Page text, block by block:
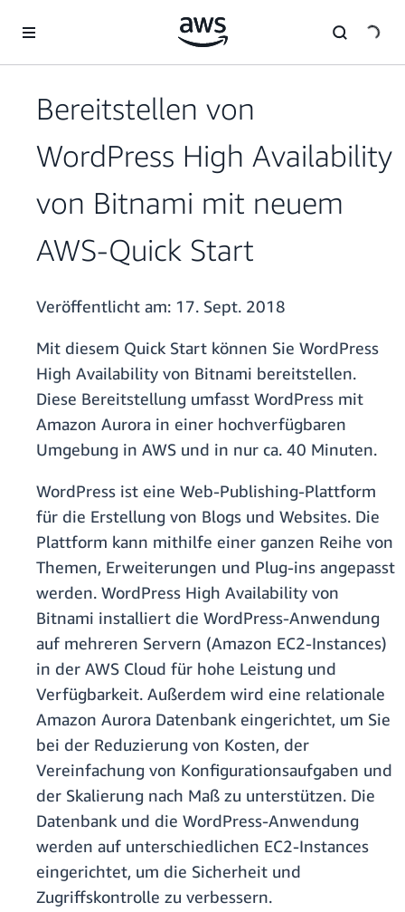
Überspringen zum Hauptinhalt
Bereitstellen von
WordPress High Availability
von Bitnami mit neuem
AWS-Quick Start
Veröffentlicht am: 17. Sept. 2018
Mit diesem Quick Start können Sie WordPress
High Availability von Bitnami bereitstellen.
Diese Bereitstellung umfasst WordPress mit
Amazon Aurora in einer hochverfügbaren
Umgebung in AWS und in nur ca. 40 Minuten.
WordPress ist eine Web-Publishing-Plattform
für die Erstellung von Blogs und Websites. Die
Plattform kann mithilfe einer ganzen Reihe von
Themen, Erweiterungen und Plug-ins angepasst
werden. WordPress High Availability von
Bitnami installiert die WordPress-Anwendung
auf mehreren Servern (Amazon EC2-Instances)
in der AWS Cloud für hohe Leistung und
Verfügbarkeit. Außerdem wird eine relationale
Amazon Aurora Datenbank eingerichtet, um Sie
bei der Reduzierung von Kosten, der
Vereinfachung von Konfigurationsaufgaben und
der Skalierung nach Maß zu unterstützen. Die
Datenbank und die WordPress-Anwendung
werden auf unterschiedlichen EC2-Instances
eingerichtet, um die Sicherheit und
Zugriffskontrolle zu verbessern.